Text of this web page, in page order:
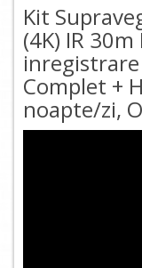
Kit
(4K) IR
Complet +
noapte/zi,